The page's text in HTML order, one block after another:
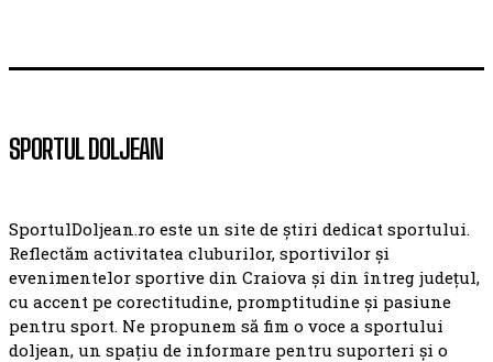
SPORTUL DOLJEAN
SportulDoljean.ro este un site de știri dedicat sportului.
Reflectăm activitatea cluburilor, sportivilor și
evenimentelor sportive din Craiova și din întreg județul,
cu accent pe corectitudine, promptitudine și pasiune
pentru sport. Ne propunem să fim o voce a sportului
doljean, un spațiu de informare pentru suporteri și o